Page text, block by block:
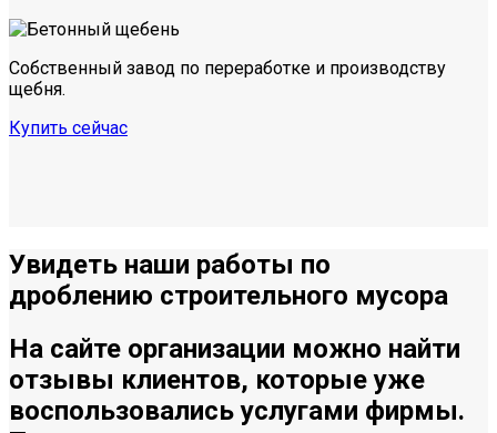
Собственный завод по переработке и производству
щебня.
Купить сейчас
Увидеть наши работы по
дроблению строительного мусора
На сайте организации можно найти
отзывы клиентов, которые уже
воспользовались услугами фирмы.